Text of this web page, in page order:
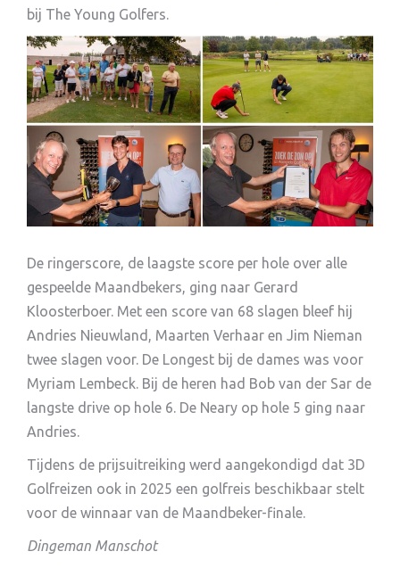
bij The Young Golfers.
De ringerscore, de laagste score per hole over alle
gespeelde Maandbekers, ging naar Gerard
Kloosterboer. Met een score van 68 slagen bleef hij
Andries Nieuwland, Maarten Verhaar en Jim Nieman
twee slagen voor. De Longest bij de dames was voor
Myriam Lembeck. Bij de heren had Bob van der Sar de
langste drive op hole 6. De Neary op hole 5 ging naar
Andries.
Tijdens de prijsuitreiking werd aangekondigd dat 3D
Golfreizen ook in 2025 een golfreis beschikbaar stelt
voor de winnaar van de Maandbeker-finale.
Dingeman Manschot